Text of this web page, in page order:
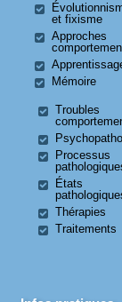
et fixisme
Approches
Mémoire
Troubles
Processus
États
Thérapies
Traitements